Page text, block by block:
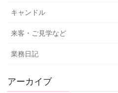
キャンドル
来客・ご見学など
業務日記
アーカイブ